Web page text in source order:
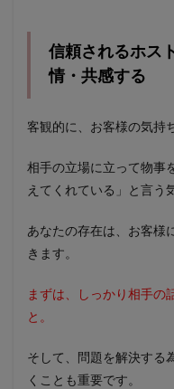
信頼されるホス
情・共感する
客観的に、お客様の気持
相手の立場に立って物事
えてくれている」と言う
あなたの存在は、お客様
きます。
まずは、しっかり相手の
と。
そして、問題を解決する
くことも重要です。